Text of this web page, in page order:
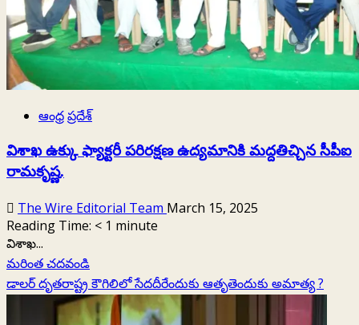
ఆంధ్ర ప్రదేశ్
విశాఖ ఉక్కు ఫ్యాక్టరీ పరిరక్షణ ఉద్యమానికి మద్దతిచ్చిన సీపీఐ
రామకృష్ణ.
The Wire Editorial Team March 15, 2025
Reading Time: < 1 minute
విశాఖ...
మరింత చదవండిRead
more
about
విశాఖ
డాలర్ దృతరాష్ట్ర కౌగిలిలో సేదదీరేందుకు ఆతృతెందుకు అమాత్య ?